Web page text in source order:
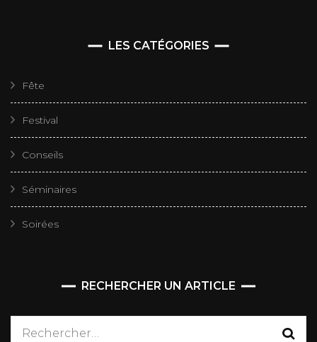
LES CATÉGORIES
Fête
Festival
Conseils
Séminaires
Soirées
RECHERCHER UN ARTICLE
Rechercher :